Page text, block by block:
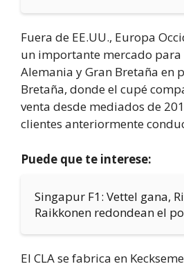
Fuera de EE.UU., Europa
un importante mercado para
Alemania y Gran Bretaña en
Bretaña, donde el cupé
venta desde mediados de
clientes anteriormente
Puede que te interese:
Singapur F1: Vettel gana,
Raikkonen redondean el
El CLA se fabrica en